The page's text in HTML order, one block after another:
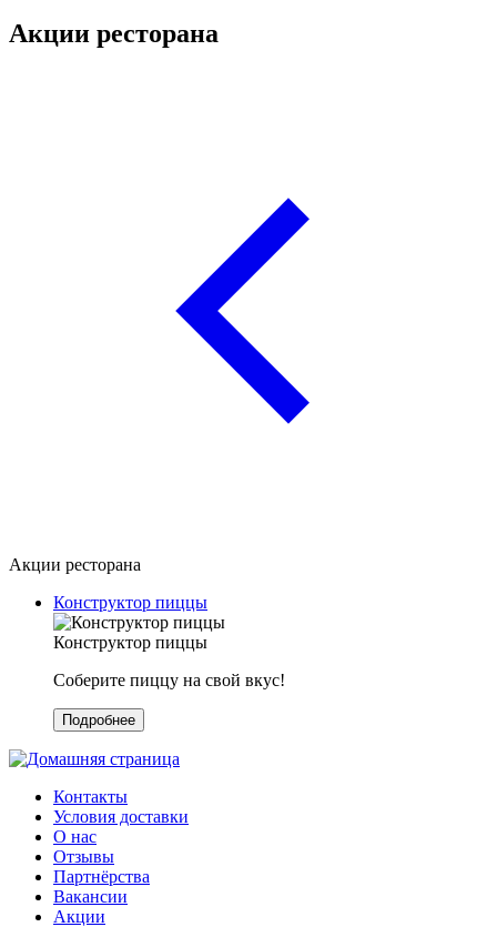
Акции ресторана
Акции ресторана
Конструктор пиццы
Конструктор пиццы
Соберите пиццу на свой вкус!
Подробнее
Контакты
Условия доставки
О нас
Отзывы
Партнёрства
Вакансии
Акции